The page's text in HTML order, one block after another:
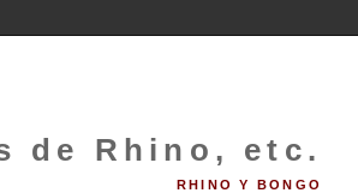
de Rhino, etc.
RHINO Y BONGO